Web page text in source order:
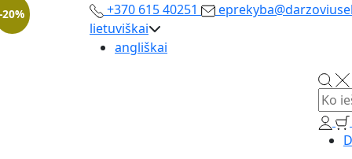
+370 615 40251
lietuviškai
angliškai
-20%